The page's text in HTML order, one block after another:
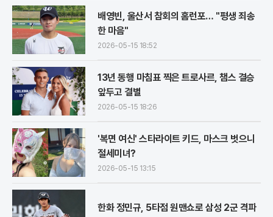
배영빈, 울산서 참회의 홈런포… "평생 죄송
한 마음"
2026-05-15 18:52
13년 동행 마침표 찍은 트로사르, 챔스 결승
앞두고 결별
2026-05-15 18:26
'복면 여신' 스타라이트 키드, 마스크 벗으니
절세미녀?
2026-05-15 13:15
한화 정민규, 5타점 원맨쇼로 삼성 2군 격파